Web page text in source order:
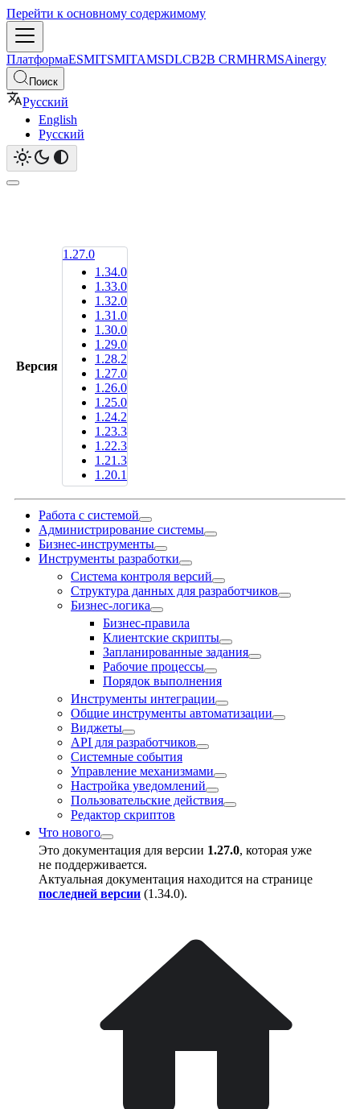
Перейти к основному содержимому
ПлатформаESMITSMITAMSDLCB2B CRMHRMSAinergy
Поиск
Русский
English
Русский
Версия
1.27.0
1.34.0
1.33.0
1.32.0
1.31.0
1.30.0
1.29.0
1.28.2
1.27.0
1.26.0
1.25.0
1.24.2
1.23.3
1.22.3
1.21.3
1.20.1
Работа с системой
Администрирование системы
Бизнес-инструменты
Инструменты разработки
Система контроля версий
Структура данных для разработчиков
Бизнес-логика
Бизнес-правила
Клиентские скрипты
Запланированные задания
Рабочие процессы
Порядок выполнения
Инструменты интеграции
Общие инструменты автоматизации
Виджеты
API для разработчиков
Системные события
Управление механизмами
Настройка уведомлений
Пользовательские действия
Редактор скриптов
Что нового
Это документация для версии 1.27.0, которая уже
не поддерживается.
Актуальная документация находится на странице
последней версии (1.34.0).